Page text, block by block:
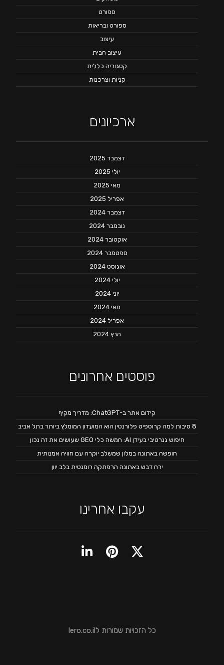
ספורט
ספורט ובריאות
עיצוב
עיצוב הבית
קטגוריה כללית
קניות וצרכנות
ארכיונים
דצמבר 2025
יולי 2025
מאי 2025
אפריל 2025
דצמבר 2024
נובמבר 2024
אוקטובר 2024
ספטמבר 2024
אוגוסט 2024
יולי 2024
יוני 2024
מאי 2024
אפריל 2024
מרץ 2024
פוסטים אחרונים
קידום אתר ב-ChatGPT: מדריך מקיף
8 סיבות למה קרוספיט פלורנטין הוא המועדון המומלץ ביותר בתל אביב
חיפוש גנרטיבי בעידן AI: חמשה כלי GEO שעושים את זה נכון
חופשה באתונה במלון שמשלב יוקרה עם חוויה אמנותית
ירח דבש באתונה הרפתקה רומנטית בלב יוון
עקבו אחרינו
כל הזכויות שמורות לlero.co.il